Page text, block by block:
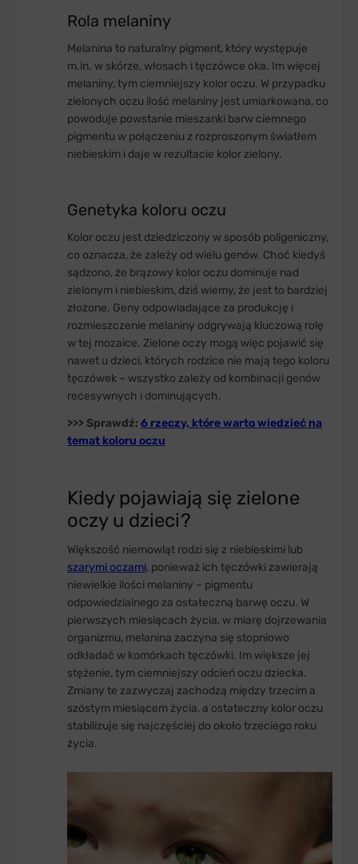
Rola melaniny
Melanina to naturalny pigment, który występuje
m.in. w skórze, włosach i tęczówce oka. Im więcej
melaniny, tym ciemniejszy kolor oczu. W przypadku
zielonych oczu ilość melaniny jest umiarkowana, co
powoduje powstanie mieszanki barw ciemnego
pigmentu w połączeniu z rozproszonym światłem
niebieskim i daje w rezultacie kolor zielony.
Genetyka koloru oczu
Kolor oczu jest dziedziczony w sposób poligeniczny,
co oznacza, że zależy od wielu genów. Choć kiedyś
sądzono, że brązowy kolor oczu dominuje nad
zielonym i niebieskim, dziś wiemy, że jest to bardziej
złożone. Geny odpowiadające za produkcję i
rozmieszczenie melaniny odgrywają kluczową rolę
w tej mozaice. Zielone oczy mogą więc pojawić się
nawet u dzieci, których rodzice nie mają tego koloru
tęczówek – wszystko zależy od kombinacji genów
recesywnych i dominujących.
>>> Sprawdź: 6 rzeczy, które warto wiedzieć na
temat koloru oczu
Kiedy pojawiają się zielone
oczy u dzieci?
Większość niemowląt rodzi się z niebieskimi lub
szarymi oczami, ponieważ ich tęczówki zawierają
niewielkie ilości melaniny – pigmentu
odpowiedzialnego za ostateczną barwę oczu. W
pierwszych miesiącach życia, w miarę dojrzewania
organizmu, melanina zaczyna się stopniowo
odkładać w komórkach tęczówki. Im większe jej
stężenie, tym ciemniejszy odcień oczu dziecka.
Zmiany te zazwyczaj zachodzą między trzecim a
szóstym miesiącem życia, a ostateczny kolor oczu
stabilizuje się najczęściej do około trzeciego roku
życia.